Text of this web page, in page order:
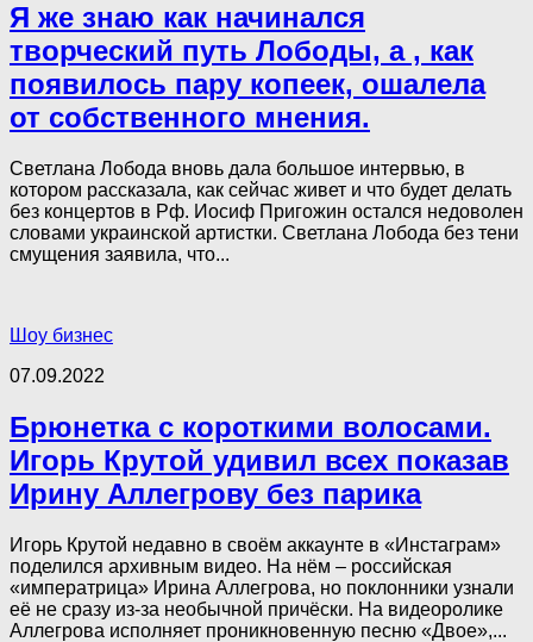
Я же знаю как начинался
творческий путь Лободы, а , как
появилось пару копеек, ошалела
от собственного мнения.
Светлана Лобода вновь дала большое интервью, в
котором рассказала, как сейчас живет и что будет делать
без концертов в Рф. Иосиф Пригожин остался недоволен
словами украинской артистки. Светлана Лобода без тени
смущения заявила, что...
Шоу бизнес
07.09.2022
Брюнетка с короткими волосами.
Игорь Крутой удивил всех показав
Ирину Аллегрову без парика
Игорь Крутой недавно в своём аккаунте в «Инстаграм»
поделился архивным видео. На нём – российская
«императрица» Ирина Аллегрова, но поклонники узнали
её не сразу из-за необычной причёски. На видеоролике
Аллегрова исполняет проникновенную песню «Двое»,...